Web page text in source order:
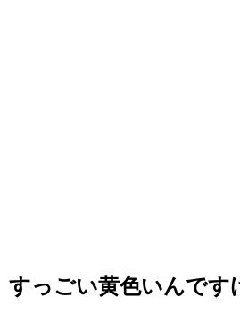
すっごい黄色いんです